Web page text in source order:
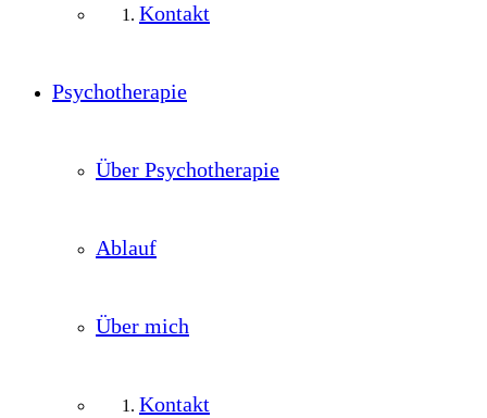
Kontakt
Psychotherapie
Über Psychotherapie
Ablauf
Über mich
Kontakt